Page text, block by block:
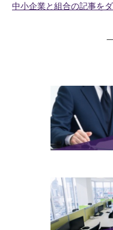
中小企業と組合の記事を